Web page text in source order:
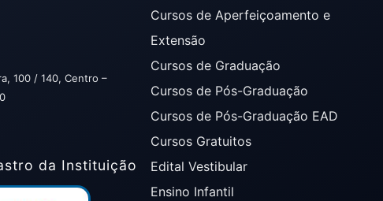
100 / 140, Centro –
da Instituição
Cursos de Aperfeiçoamento e
Extensão
Cursos de Graduação
Cursos de Pós-Graduação
Cursos de Pós-Graduação EAD
Cursos Gratuitos
Edital Vestibular
Ensino Infantil